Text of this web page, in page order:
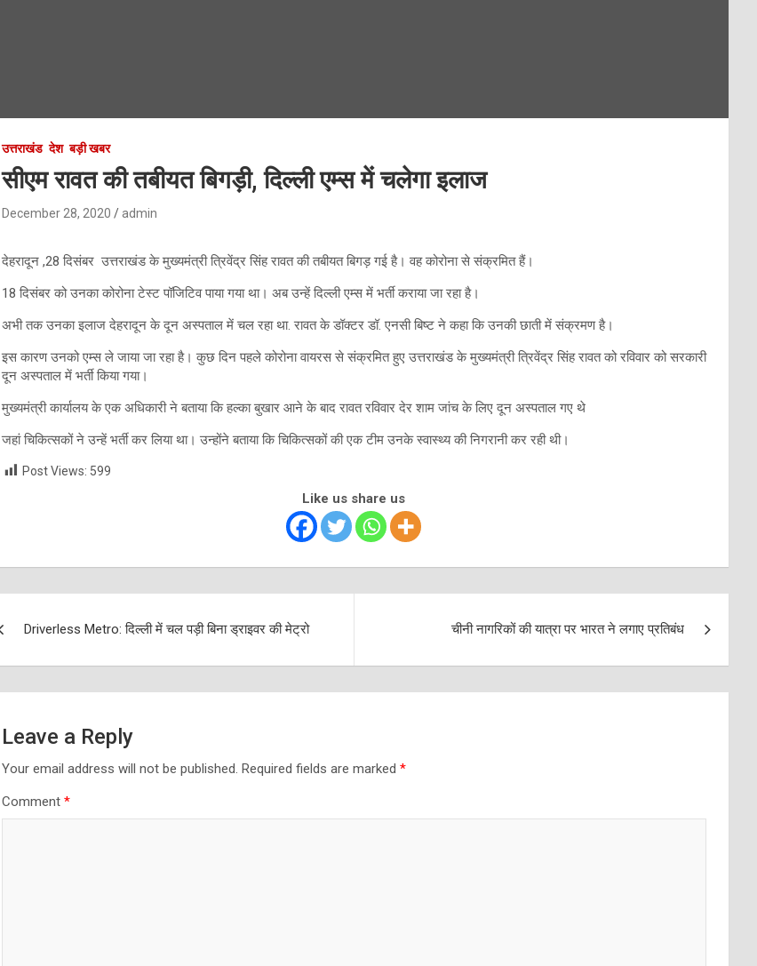
उत्तराखंड देश बड़ी खबर
सीएम रावत की तबीयत बिगड़ी, दिल्ली एम्स में चलेगा इलाज
December 28, 2020 admin
देहरादून ,28 दिसंबर उत्तराखंड के मुख्यमंत्री त्रिवेंद्र सिंह रावत की तबीयत बिगड़ गई है। वह कोरोना से संक्रमित हैं।
18 दिसंबर को उनका कोरोना टेस्ट पॉजिटिव पाया गया था। अब उन्हें दिल्ली एम्स में भर्ती कराया जा रहा है।
अभी तक उनका इलाज देहरादून के दून अस्पताल में चल रहा था. रावत के डॉक्टर डॉ. एनसी बिष्ट ने कहा कि उनकी छाती में संक्रमण है।
इस कारण उनको एम्स ले जाया जा रहा है। कुछ दिन पहले कोरोना वायरस से संक्रमित हुए उत्तराखंड के मुख्यमंत्री त्रिवेंद्र सिंह रावत को रविवार को सरकारी
दून अस्पताल में भर्ती किया गया।
मुख्यमंत्री कार्यालय के एक अधिकारी ने बताया कि हल्का बुखार आने के बाद रावत रविवार देर शाम जांच के लिए दून अस्पताल गए थे
जहां चिकित्सकों ने उन्हें भर्ती कर लिया था। उन्होंने बताया कि चिकित्सकों की एक टीम उनके स्वास्थ्य की निगरानी कर रही थी।
Post Views: 599
Like us share us
Driverless Metro: दिल्ली में चल पड़ी बिना ड्राइवर की मेट्रो चीनी नागरिकों की यात्रा पर भारत ने लगाए प्रतिबंध
Leave a Reply
Your email address will not be published. Required fields are marked *
Comment *